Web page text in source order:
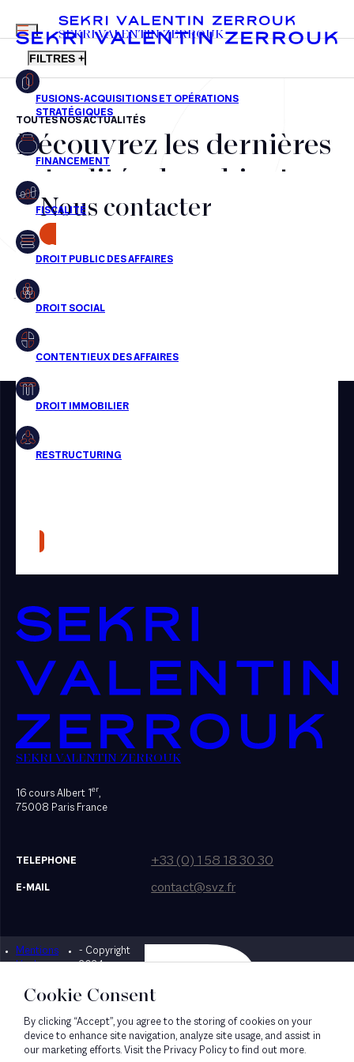
FR EN
MENU
SEKRI VALENTIN ZERROUK
FILTRES +
Fusions-acquisitions et opérations stratégiques
Financement
Fiscalité
Droit public des affaires
Droit social
Droit immobilier
Restructuring
Presse
TOUTES NOS ACTUALITÉS
Découvrez les dernières
actualités du cabinet,
nos récompenses et nos
transactions, jour après
jour
Aucun résultats pour cette recherche
Nous contacter
SEKRI VALENTIN ZERROUK
16 cours Albert 1er,
75008 Paris France
TELEPHONE +33 (0) 1 58 18 30 30
E-MAIL contact@svz.fr
Mentions
légales
- Copyright
2024
Designed by Bonhomme
Cookie Consent
By clicking “Accept”, you agree to the storing of cookies on your
device to enhance site navigation, analyze site usage, and assist in
our marketing efforts. Visit the Privacy Policy to find out more.